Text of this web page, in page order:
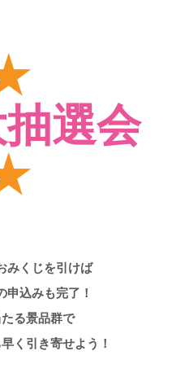
選会
みくじを引けば
申込みも完了！
る景品群で
く引き寄せよう！